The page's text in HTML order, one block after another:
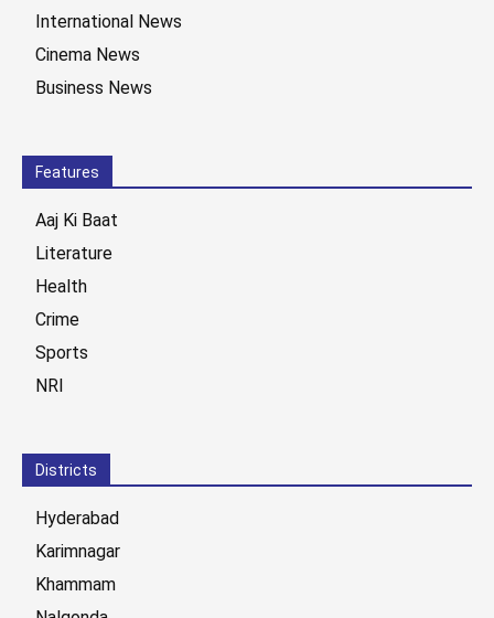
International News
Cinema News
Business News
Features
Aaj Ki Baat
Literature
Health
Crime
Sports
NRI
Districts
Hyderabad
Karimnagar
Khammam